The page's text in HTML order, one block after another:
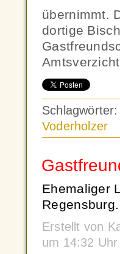
übernimmt.
dortige
Schlagwörter:
Voderholzer
Ehemaliger
Regensburg.
Erstellt von
um 14:32 Uhr